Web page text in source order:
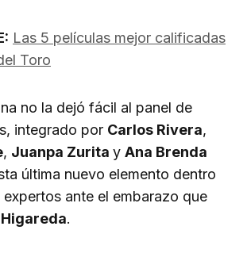
Las 5 películas mejor calificadas
Toro
no la dejó fácil al panel de
integrado por Carlos Rivera,
, Juanpa Zurita y Ana Brenda
última nuevo elemento dentro
ante el embarazo que
.